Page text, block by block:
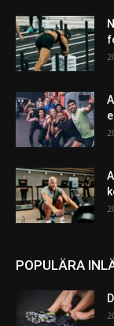
POPULÄRA